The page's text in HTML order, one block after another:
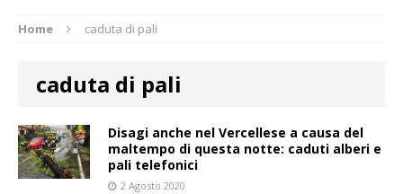
Home caduta di pali
caduta di pali
Disagi anche nel Vercellese a causa del
maltempo di questa notte: caduti alberi e
pali telefonici
2 Agosto 2020